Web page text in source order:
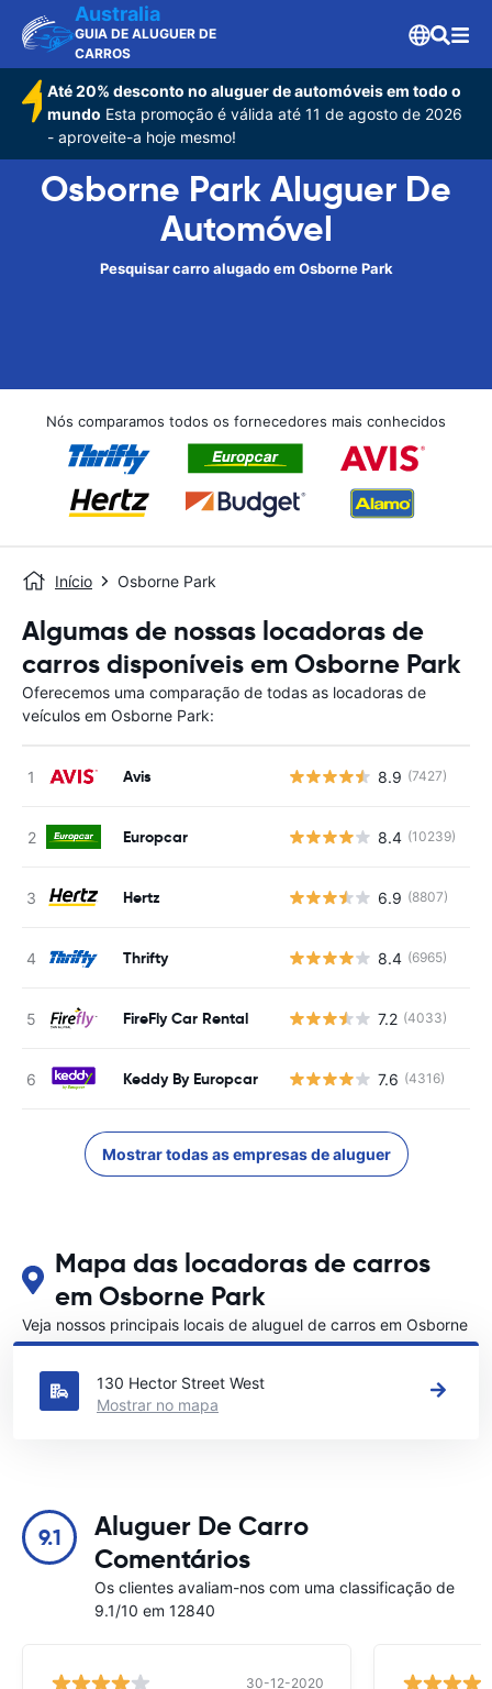
Australia
GUIA DE ALUGUER DE
CARROS
Até 20% desconto no aluguer de automóveis em todo o
mundo Esta promoção é válida até 11 de agosto de 2026
- aproveite-a hoje mesmo!
Osborne Park Aluguer De
Automóvel
Pesquisar carro alugado em Osborne Park
Nós comparamos todos os fornecedores mais conhecidos
Início Osborne Park
Algumas de nossas locadoras de
carros disponíveis em Osborne Park
Oferecemos uma comparação de todas as locadoras de
veículos em Osborne Park:
Avis 8.9 (7427)
Europcar 8.4 (10239)
Hertz 6.9 (8807)
Thrifty 8.4 (6965)
FireFly Car Rental 7.2 (4033)
Keddy By Europcar 7.6 (4316)
Mostrar todas as empresas de aluguer
Mapa das locadoras de carros
em Osborne Park
Veja nossos principais locais de aluguel de carros em Osborne
Park
130 Hector Street West
Mostrar no mapa
9.1
Aluguer De Carro
Comentários
Os clientes avaliam-nos com uma classificação de
9.1/10 em 12840
30-12-2020